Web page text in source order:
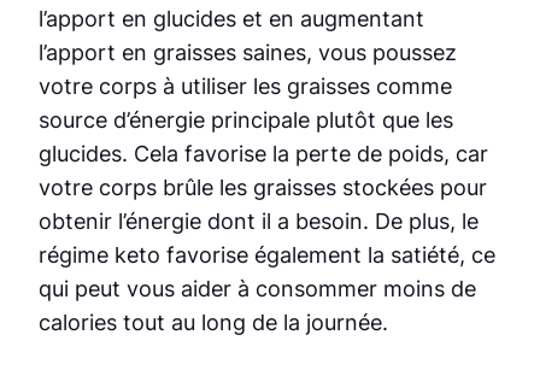
l’apport en glucides et en augmentant
l’apport en graisses saines, vous poussez
votre corps à utiliser les graisses comme
source d’énergie principale plutôt que les
glucides. Cela favorise la perte de poids, car
votre corps brûle les graisses stockées pour
obtenir l’énergie dont il a besoin. De plus, le
régime keto favorise également la satiété, ce
qui peut vous aider à consommer moins de
calories tout au long de la journée.